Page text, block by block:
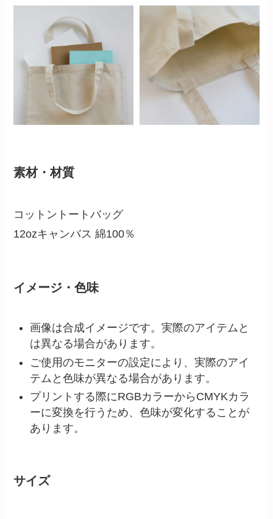
素材・材質
コットントートバッグ
12ozキャンバス 綿100％
イメージ・色味
画像は合成イメージです。実際のアイテムと
は異なる場合があります。
ご使用のモニターの設定により、実際のアイ
テムと色味が異なる場合があります。
プリントする際にRGBカラーからCMYKカラ
ーに変換を行うため、色味が変化することが
あります。
サイズ